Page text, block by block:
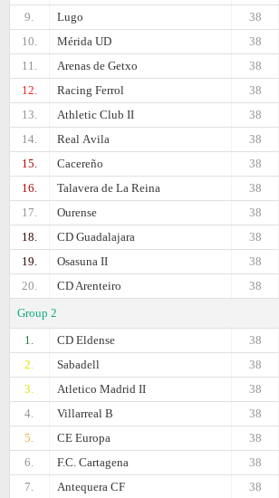
9.
Lugo
38
10.
Mérida UD
38
11.
Arenas de Getxo
38
12.
Racing Ferrol
38
13.
Athletic Club II
38
14.
Real Аvila
38
15.
Cacereño
38
16.
Talavera de La Reina
38
17.
Ourense
38
18.
CD Guadalajara
38
19.
Osasuna II
38
20.
CD Arenteiro
38
Group 2
1.
CD Eldense
38
2.
Sabadell
38
3.
Atletico Madrid II
38
4.
Villarreal B
38
5.
CE Europa
38
6.
F.C. Cartagena
38
7.
Antequera CF
38